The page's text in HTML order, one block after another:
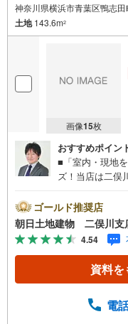
神奈川県横浜市青葉区鴨志田
土地143.6m2
画像15枚
おすすめポイン
■「室内・現地
ズ！当店は二俣
ーナーなど、お
テレワークで作
るためにONと
せマイホームを
選びはフィー
じてみましょ
そうですが住
ゴールド推奨店
朝日土地建物 二俣川
4.54
資料を
電